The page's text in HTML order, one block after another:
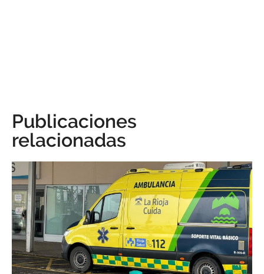
Publicaciones
relacionadas